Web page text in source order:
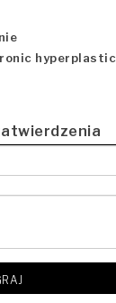
hyperplastic